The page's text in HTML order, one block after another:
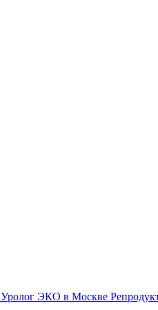
Уролог ЭКО в Москве